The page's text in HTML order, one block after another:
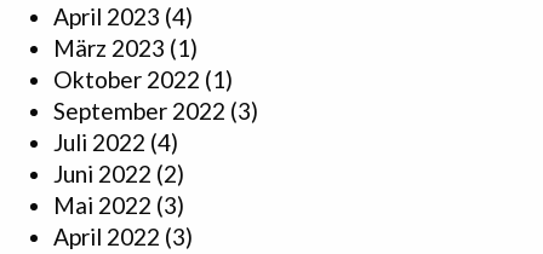
April 2023 (4)
März 2023 (1)
Oktober 2022 (1)
September 2022 (3)
Juli 2022 (4)
Juni 2022 (2)
Mai 2022 (3)
April 2022 (3)